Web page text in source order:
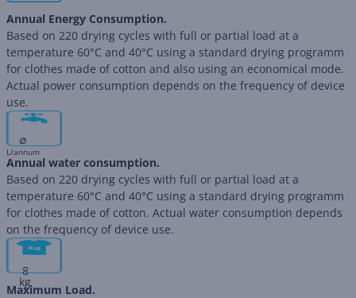
Annual Energy Consumption.
Based on 220 drying cycles with full or partial load at a
temperature 60°C and 40°C using a standard drying programm
for clothes made of cotton and also using an economical mode.
Actual power consumption depends on the frequency of device
use.
∅
L/annum
Annual water consumption.
Based on 220 drying cycles with full or partial load at a
temperature 60°C and 40°C using a standard drying programm
for clothes made of cotton. Actual water consumption depends
on the frequency of device use.
8
kg
Maximum Load.